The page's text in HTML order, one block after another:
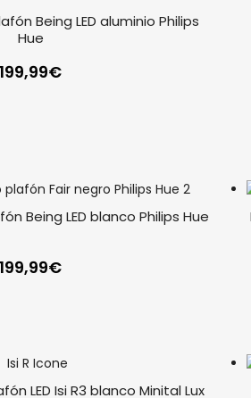
Being LED aluminio Philips
Hue
199,99€
Being LED blanco Philips Hue
199,99€
LED Isi R3 blanco Minital Lux